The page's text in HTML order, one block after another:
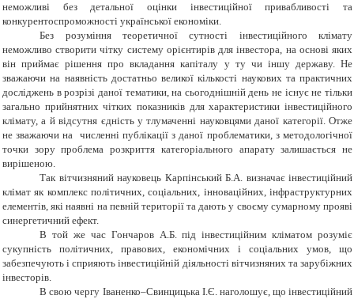
неможливі без детальної оцінки інвестиційної привабливості та
конкурентоспроможності української економіки.
Без розуміння теоретичної сутності інвестиційного клімату
неможливо створити чітку систему орієнтирів для інвестора, на основі яких
він приймає рішення про вкладання капіталу у ту чи іншу державу. Не
зважаючи на наявність достатньо великої кількості наукових та практичних
досліджень в розрізі даної тематики, на сьогоднішній день не існує не тільки
загально прийнятних чітких показників для характеристики інвестиційного
клімату, а й відсутня єдність у тлумаченні науковцями даної категорії. Отже
не зважаючи на численні публікації з даної проблематики, з методологічної
точки зору проблема розкриття категоріального апарату залишається не
вирішеною.
Так вітчизняний науковець Карпінський Б.А. визначає інвестиційний
клімат як комплекс політичних, соціальних, інноваційних, інфраструктурних
елементів, які наявні на певній території та дають у своєму сумарному прояві
синергетичний ефект.
В той же час Гончаров А.Б. під інвестиційним кліматом розуміє
сукупність політичних, правових, економічних і соціальних умов, що
забезпечують і сприяють інвестиційній діяльності вітчизняних та зарубіжних
інвесторів.
В свою чергу Іваненко–Свинцицька І.Є. наголошує, що інвестиційний